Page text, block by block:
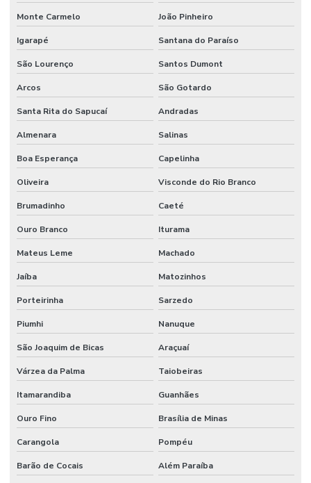
Monte Carmelo João Pinheiro
Igarapé Santana do Paraíso
São Lourenço Santos Dumont
Arcos São Gotardo
Santa Rita do Sapucaí Andradas
Almenara Salinas
Boa Esperança Capelinha
Oliveira Visconde do Rio Branco
Brumadinho Caeté
Ouro Branco Iturama
Mateus Leme Machado
Jaíba Matozinhos
Porteirinha Sarzedo
Piumhi Nanuque
São Joaquim de Bicas Araçuaí
Várzea da Palma Taiobeiras
Itamarandiba Guanhães
Ouro Fino Brasília de Minas
Carangola Pompéu
Barão de Cocais Além Paraíba